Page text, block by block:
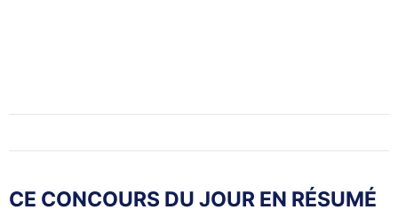
CE CONCOURS DU JOUR EN RÉSUMÉ